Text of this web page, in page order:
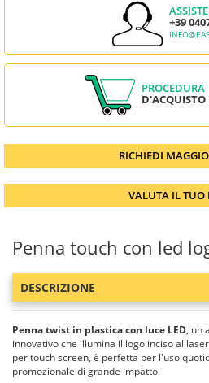
+39
PROCEDURA
RICHIEDI
VALUTA IL TUO
Penna touch con led
DESCRIZIONE
Penna twist in plastica con luce LED, un
innovativo che illumina il logo inciso al
per touch screen, è perfetta per l'uso
promozionale di grande impatto.